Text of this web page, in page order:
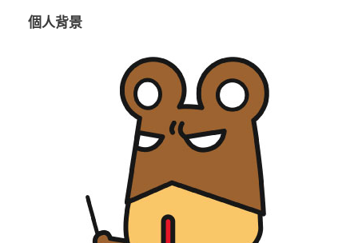
個人背景